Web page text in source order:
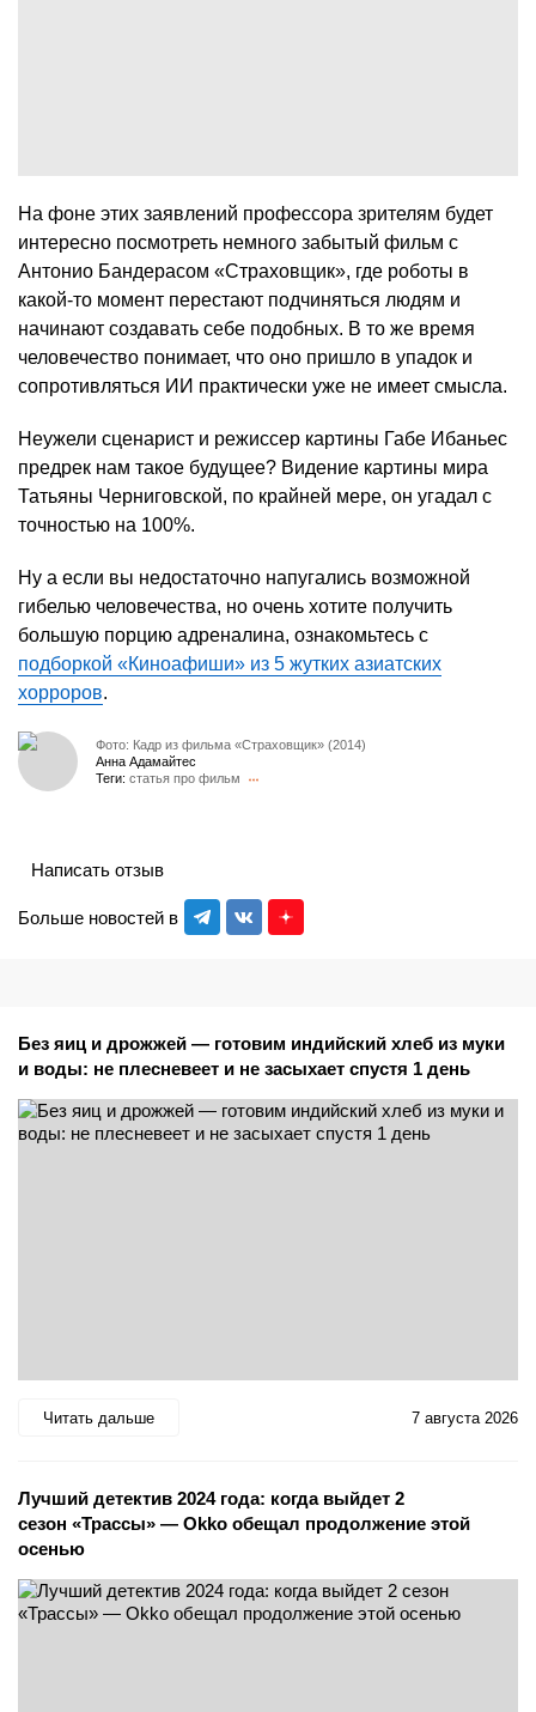
На фоне этих заявлений профессора зрителям будет
интересно посмотреть немного забытый фильм с
Антонио Бандерасом «Страховщик», где роботы в
какой-то момент перестают подчиняться людям и
начинают создавать себе подобных. В то же время
человечество понимает, что оно пришло в упадок и
сопротивляться ИИ практически уже не имеет смысла.
Неужели сценарист и режиссер картины Габе Ибаньес
предрек нам такое будущее? Видение картины мира
Татьяны Черниговской, по крайней мере, он угадал с
точностью на 100%.
Ну а если вы недостаточно напугались возможной
гибелью человечества, но очень хотите получить
большую порцию адреналина, ознакомьтесь с
подборкой «Киноафиши» из 5 жутких азиатских
хорроров.
Фото: Кадр из фильма «Страховщик» (2014)
Анна Адамайтес
Теги: статья про фильм
Больше новостей в
Написать отзыв
Без яиц и дрожжей — готовим индийский хлеб из муки
и воды: не плесневеет и не засыхает спустя 1 день
Читать дальше 7 августа 2026
Лучший детектив 2024 года: когда выйдет 2
сезон «Трассы» — Okko обещал продолжение этой
осенью